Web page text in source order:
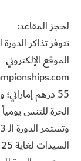
لحجز المقاعد:
الموقع الإلكتروني
55 درهم